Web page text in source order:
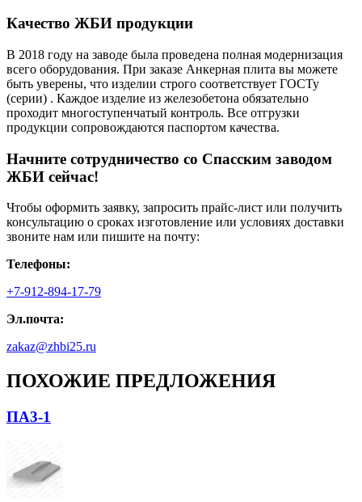
Качество ЖБИ продукции
В 2018 году на заводе была проведена полная модернизация
всего оборудования. При заказе Анкерная плита вы можете
быть уверены, что изделии строго соответствует ГОСТу
(серии) . Каждое изделие из железобетона обязательно
проходит многоступенчатый контроль. Все отгрузки
продукции сопровождаются паспортом качества.
Начните сотрудничество со Cпасским заводом
ЖБИ сейчас!
Чтобы оформить заявку, запросить прайс-лист или получить
консультацию о сроках изготовление или условиях доставки
звоните нам или пишите на почту:
Телефоны:
+7-912-894-17-79
Эл.почта:
zakaz@zhbi25.ru
ПОХОЖИЕ ПРЕДЛОЖЕНИЯ
ПА3-1